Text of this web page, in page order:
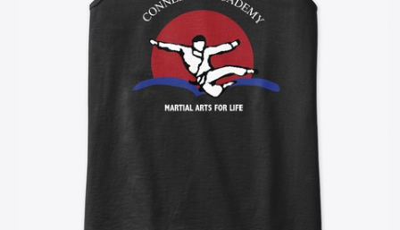
Verkoop overal
Verkoop alles